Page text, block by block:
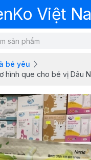
Việt
bé yêu
hình que cho bé vị Dâu